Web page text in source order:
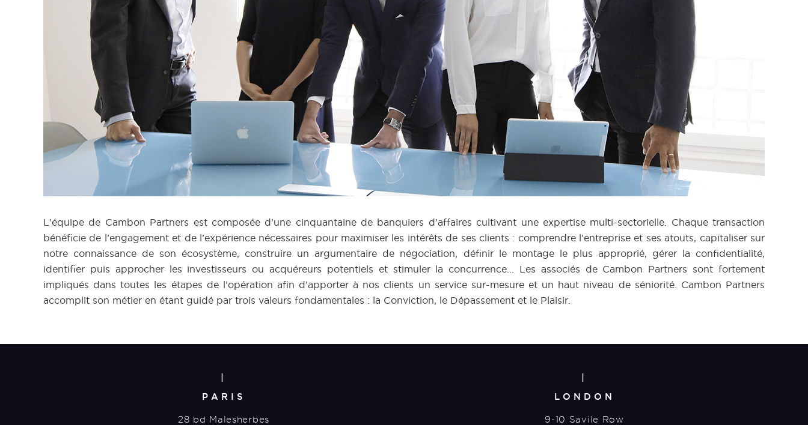
L’équipe de Cambon Partners est composée d’une cinquantaine de banquiers d’affaires cultivant une expertise multi-sectorielle. Chaque transaction
bénéficie de l’engagement et de l’expérience nécessaires pour maximiser les intérêts de ses clients : comprendre l’entreprise et ses atouts, capitaliser sur
notre connaissance de son écosystème, construire un argumentaire de négociation, définir le montage le plus approprié, gérer la confidentialité,
identifier puis approcher les investisseurs ou acquéreurs potentiels et stimuler la concurrence... Les associés de Cambon Partners sont fortement
impliqués dans toutes les étapes de l’opération afin d’apporter à nos clients un service sur-mesure et un haut niveau de séniorité. Cambon Partners
accomplit son métier en étant guidé par trois valeurs fondamentales : la Conviction, le Dépassement et le Plaisir.
PARIS
28 bd Malesherbes
LONDON
9-10 Savile Row